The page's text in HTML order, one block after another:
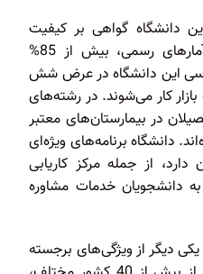
دانشگاه گواهی بر کیفیت
آموزش آن است. بر اساس آمارهای رسمی، بیش از 85%
این دانشگاه در عرض شش
کار می‌شوند. در رشته‌های
در بیمارستان‌های معتبر
دانشگاه برنامه‌های ویژه‌ای
دارد، از جمله مرکز کاریابی
دانشجویان خدمات مشاوره
دیگر از ویژگی‌های برجسته